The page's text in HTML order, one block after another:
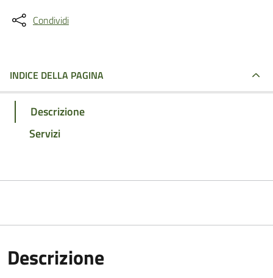
Condividi
INDICE DELLA PAGINA
Descrizione
Servizi
Descrizione